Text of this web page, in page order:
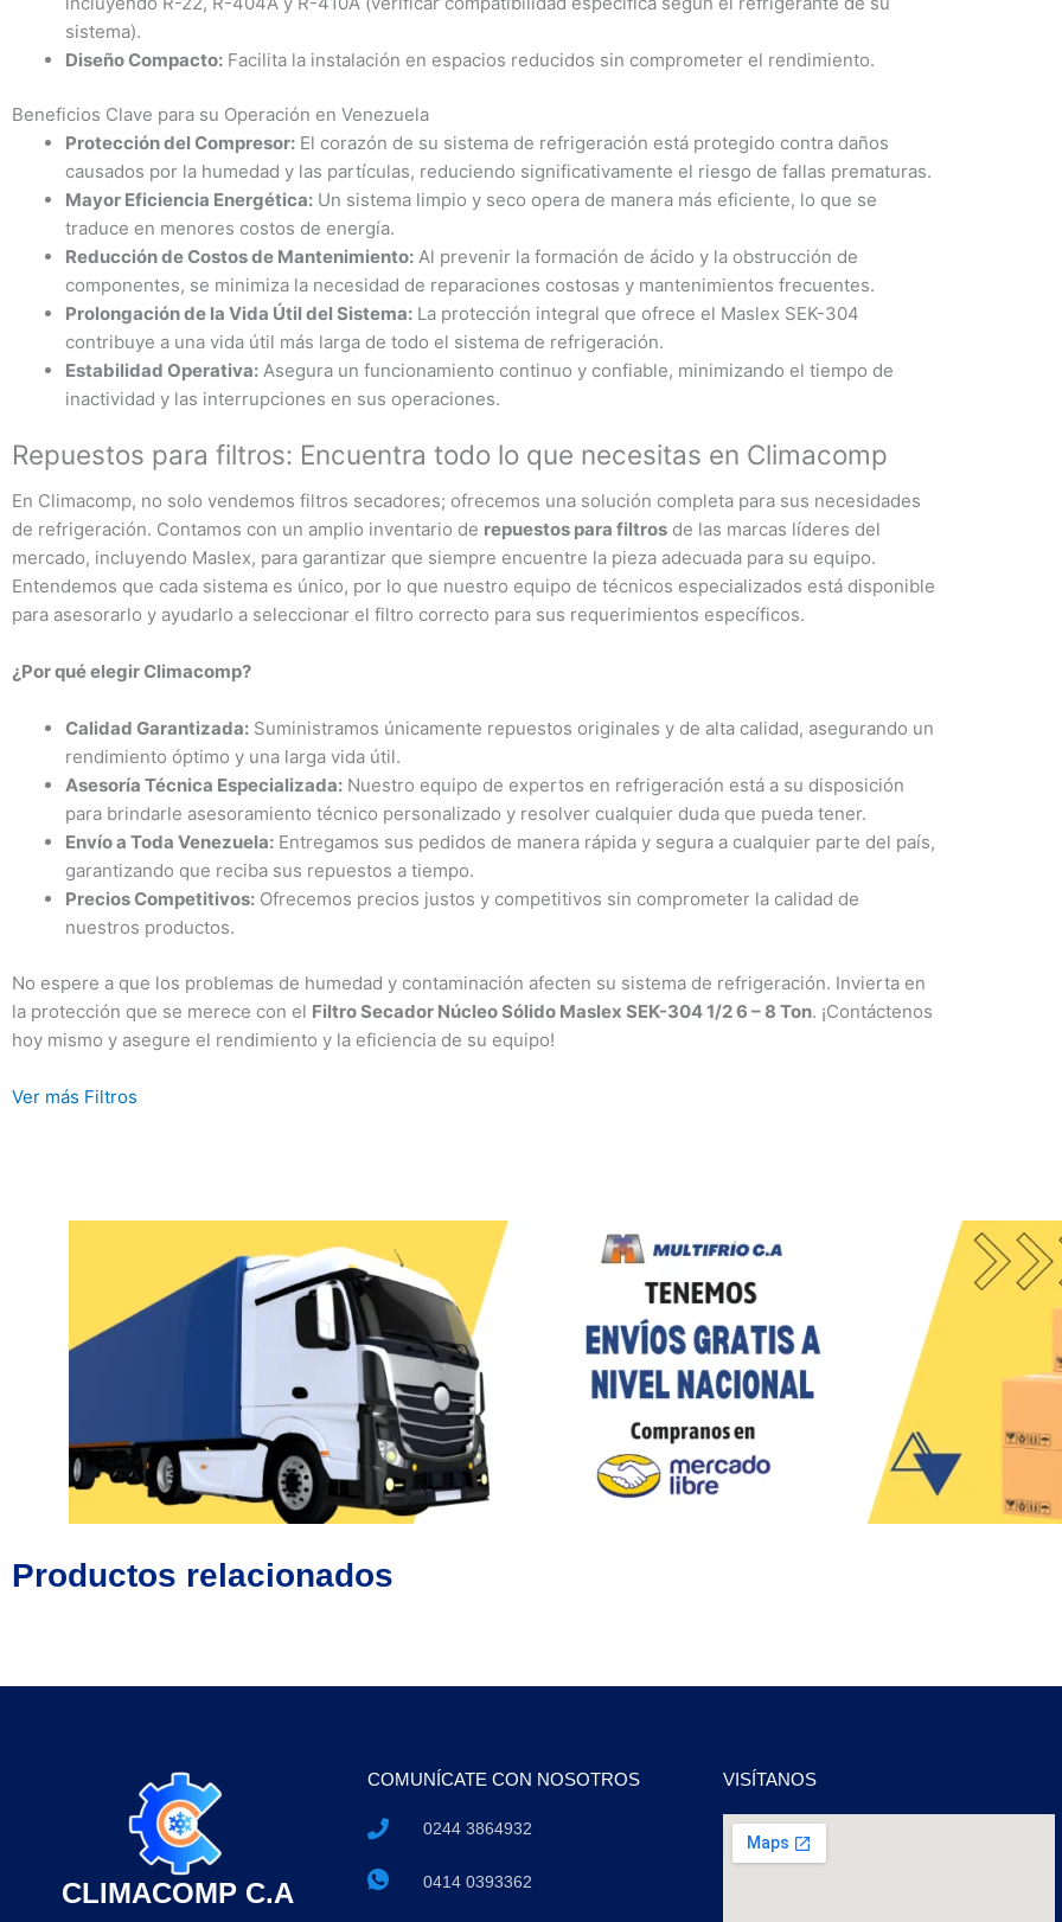
sistema).
Diseño Compacto: Facilita la instalación en espacios reducidos sin comprometer el rendimiento.
Beneficios Clave para su Operación en Venezuela
Protección del Compresor: El corazón de su sistema de refrigeración está protegido contra daños
causados por la humedad y las partículas, reduciendo significativamente el riesgo de fallas prematuras.
Mayor Eficiencia Energética: Un sistema limpio y seco opera de manera más eficiente, lo que se
traduce en menores costos de energía.
Reducción de Costos de Mantenimiento: Al prevenir la formación de ácido y la obstrucción de
componentes, se minimiza la necesidad de reparaciones costosas y mantenimientos frecuentes.
Prolongación de la Vida Útil del Sistema: La protección integral que ofrece el Maslex SEK-304
contribuye a una vida útil más larga de todo el sistema de refrigeración.
Estabilidad Operativa: Asegura un funcionamiento continuo y confiable, minimizando el tiempo de
inactividad y las interrupciones en sus operaciones.
Repuestos para filtros: Encuentra todo lo que necesitas en Climacomp
En Climacomp, no solo vendemos filtros secadores; ofrecemos una solución completa para sus necesidades
de refrigeración. Contamos con un amplio inventario de repuestos para filtros de las marcas líderes del
mercado, incluyendo Maslex, para garantizar que siempre encuentre la pieza adecuada para su equipo.
Entendemos que cada sistema es único, por lo que nuestro equipo de técnicos especializados está disponible
para asesorarlo y ayudarlo a seleccionar el filtro correcto para sus requerimientos específicos.
¿Por qué elegir Climacomp?
Calidad Garantizada: Suministramos únicamente repuestos originales y de alta calidad, asegurando un
rendimiento óptimo y una larga vida útil.
Asesoría Técnica Especializada: Nuestro equipo de expertos en refrigeración está a su disposición
para brindarle asesoramiento técnico personalizado y resolver cualquier duda que pueda tener.
Envío a Toda Venezuela: Entregamos sus pedidos de manera rápida y segura a cualquier parte del país,
garantizando que reciba sus repuestos a tiempo.
Precios Competitivos: Ofrecemos precios justos y competitivos sin comprometer la calidad de
nuestros productos.
No espere a que los problemas de humedad y contaminación afecten su sistema de refrigeración. Invierta en
la protección que se merece con el Filtro Secador Núcleo Sólido Maslex SEK-304 1/2 6 – 8 Ton. ¡Contáctenos
hoy mismo y asegure el rendimiento y la eficiencia de su equipo!
Ver más Filtros
Productos relacionados
CLIMACOMP C.A
COMUNÍCATE CON NOSOTROS
0244 3864932
0414 0393362
VISÍTANOS